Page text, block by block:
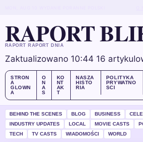
RAPORT
RAPORT RAPORT DNIA
Zaktualizowano 10:44 16
STRON
A
GLOWN
A
O
N
A
S
KO
NT
AK
T
NASZA
HISTO
RIA
POLITYKA
PRYWATNO
SCI
BEHIND THE SCENES BLOG BUSINESS
INDUSTRY UPDATES
LOCAL MOVIE CASTS
TECH
TV CASTS WIADOMOŚCI WORLD